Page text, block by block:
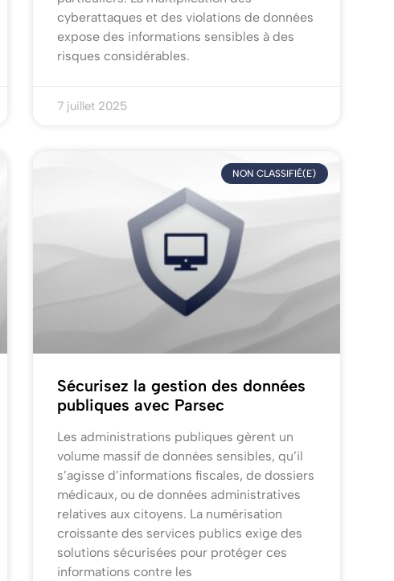
cyberattaques et des violations de données
expose des informations sensibles à des
risques considérables.
7 juillet 2025
NON CLASSIFIÉ(E)
Sécurisez la gestion des données
publiques avec Parsec
Les administrations publiques gèrent un
volume massif de données sensibles, qu’il
s’agisse d’informations fiscales, de dossiers
médicaux, ou de données administratives
relatives aux citoyens. La numérisation
croissante des services publics exige des
solutions sécurisées pour protéger ces
informations contre les